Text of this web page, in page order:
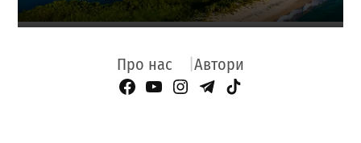
Про нас Автори
Facebook Page
YouTube
Instagram
Telegram
TikTok